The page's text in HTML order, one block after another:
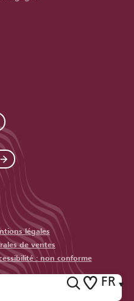
FR
légales
de ventes
: non conforme